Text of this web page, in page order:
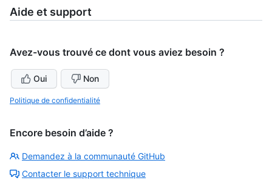
Aide et support
Avez-vous trouvé ce dont vous aviez besoin ?
Oui Non
Politique de confidentialité
Encore besoin d’aide ?
Demandez à la communauté GitHub
Contacter le support technique